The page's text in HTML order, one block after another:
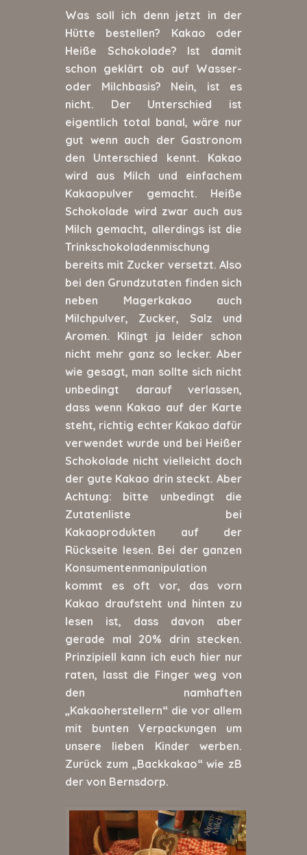
Was soll ich denn jetzt in der
Hütte bestellen? Kakao oder
Heiße Schokolade? Ist damit
schon geklärt ob auf Wasser-
oder Milchbasis? Nein, ist es
nicht. Der Unterschied ist
eigentlich total banal, wäre nur
gut wenn auch der Gastronom
den Unterschied kennt. Kakao
wird aus Milch und einfachem
Kakaopulver gemacht. Heiße
Schokolade wird zwar auch aus
Milch gemacht, allerdings ist die
Trinkschokoladenmischung
bereits mit Zucker versetzt. Also
bei den Grundzutaten finden sich
neben Magerkakao auch
Milchpulver, Zucker, Salz und
Aromen. Klingt ja leider schon
nicht mehr ganz so lecker. Aber
wie gesagt, man sollte sich nicht
unbedingt darauf verlassen,
dass wenn Kakao auf der Karte
steht, richtig echter Kakao dafür
verwendet wurde und bei Heißer
Schokolade nicht vielleicht doch
der gute Kakao drin steckt. Aber
Achtung: bitte unbedingt die
Zutatenliste bei
Kakaoprodukten auf der
Rückseite lesen. Bei der ganzen
Konsumentenmanipulation
kommt es oft vor, das vorn
Kakao draufsteht und hinten zu
lesen ist, dass davon aber
gerade mal 20% drin stecken.
Prinzipiell kann ich euch hier nur
raten, lasst die Finger weg von
den namhaften
„Kakaoherstellern“ die vor allem
mit bunten Verpackungen um
unsere lieben Kinder werben.
Zurück zum „Backkakao“ wie zB
der von Bernsdorp.